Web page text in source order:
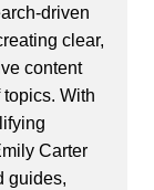
driven
clear,
content
With
Carter
guides,